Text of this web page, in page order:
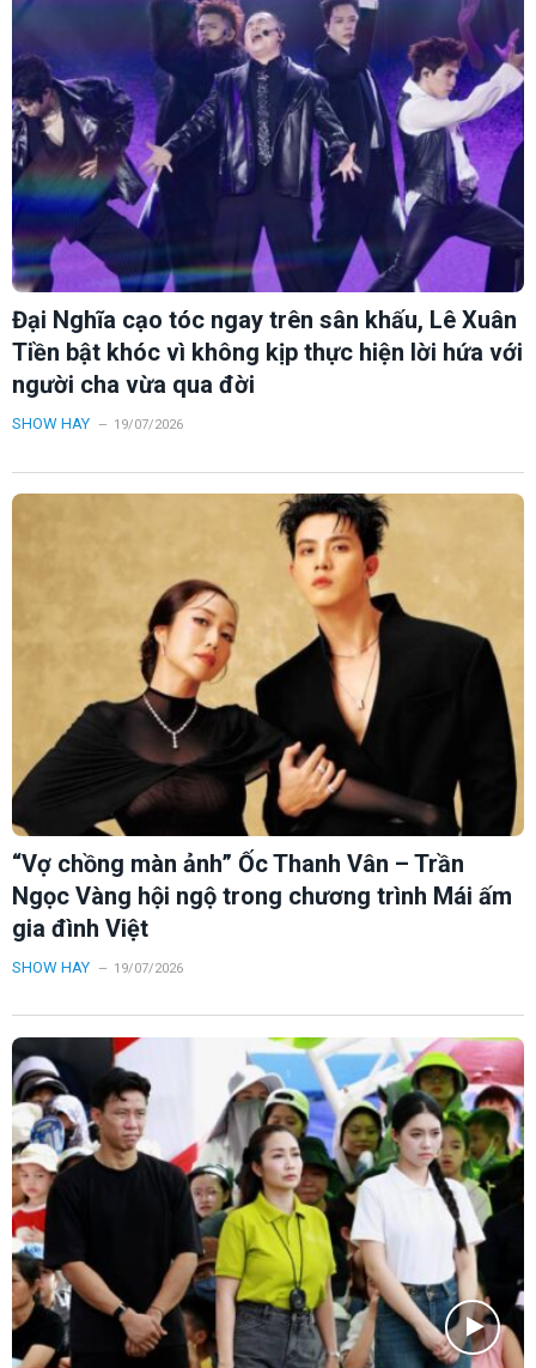
Đại Nghĩa cạo tóc ngay trên sân khấu, Lê Xuân
Tiền bật khóc vì không kịp thực hiện lời hứa với
người cha vừa qua đời
SHOW HAY 19/07/2026
“Vợ chồng màn ảnh” Ốc Thanh Vân – Trần
Ngọc Vàng hội ngộ trong chương trình Mái ấm
gia đình Việt
SHOW HAY 19/07/2026